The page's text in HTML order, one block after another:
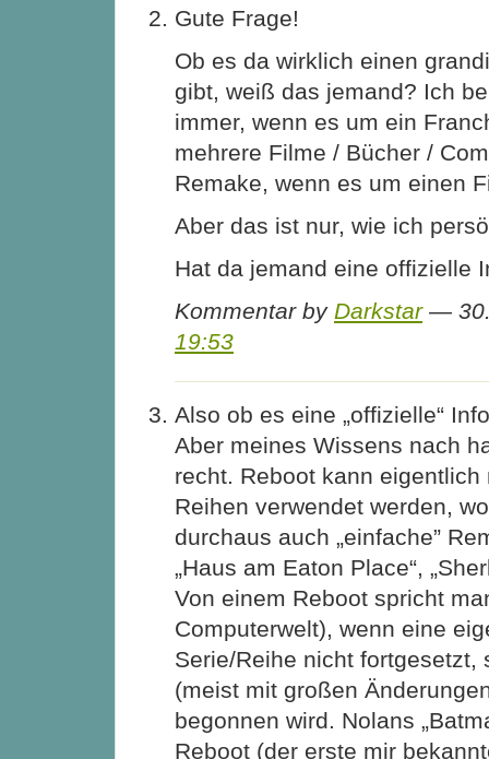
Gute Frage!
Ob es da wirklich einen
gibt, weiß das jemand? Ich
immer, wenn es um ein
mehrere Filme / Bücher /
Remake, wenn es um einen
Aber das ist nur, wie ich
Hat da jemand eine offizielle
Kommentar by Darkstar— 30.
19:53
Also ob es eine „offizielle“
Aber meines Wissens nach
recht. Reboot kann
Reihen verwendet werden,
durchaus auch „einfache”
„Haus am Eaton Place“,
Von einem Reboot spricht
Computerwelt), wenn eine
Serie/Reihe nicht fortgesetzt,
(meist mit großen
begonnen wird. Nolans
Reboot (der erste mir